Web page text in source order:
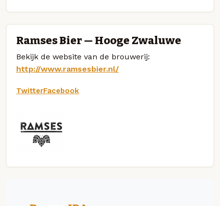
Ramses Bier — Hooge Zwaluwe
Bekijk de website van de brouwerij:
http://www.ramsesbier.nl/
TwitterFacebook